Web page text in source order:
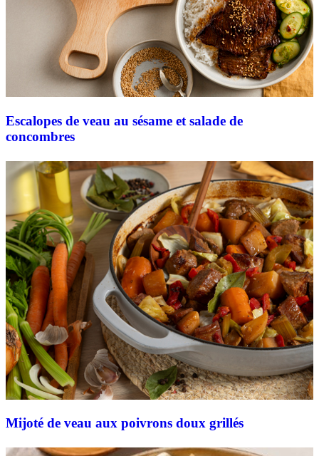
Escalopes de veau au sésame et salade de
concombres
Mijoté de veau aux poivrons doux grillés